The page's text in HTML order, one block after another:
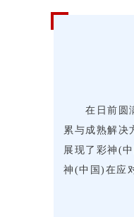
在日前圆
累与成熟解决
展现了彩神(
神(中国)在应